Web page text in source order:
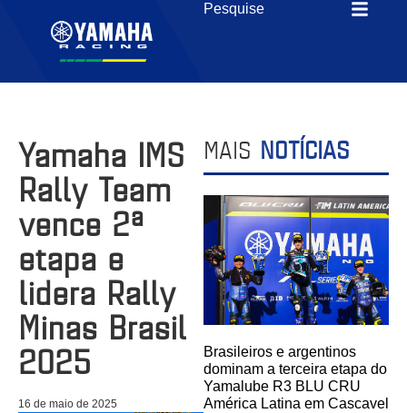
Yamaha IMS
Rally Team
vence 2ª
etapa e
lidera Rally
Minas Brasil
2025
16 de maio de 2025
MAIS NOTÍCIAS
Brasileiros e argentinos
dominam a terceira etapa do
Yamalube R3 BLU CRU
América Latina em Cascavel